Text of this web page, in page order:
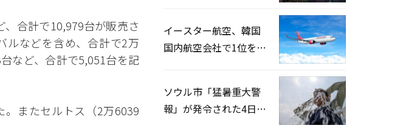
合計で10,979台が販売さ
ルなどを含め、合計で2万
など、合計で5,051台を記
またセルトス（2万6039
イースター航空、韓国
国内航空会社で1位を記
ソウル市「猛暑重大警
報」が発令された4日、